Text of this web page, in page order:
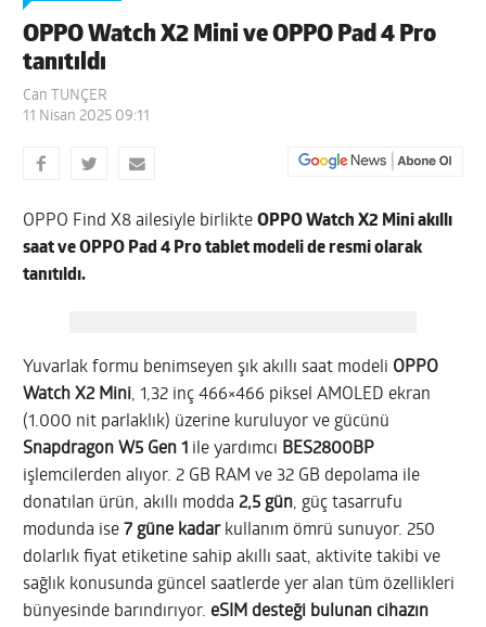
OPPO Watch X2 Mini ve OPPO Pad 4 Pro
tanıtıldı
Can TUNÇER
11 Nisan 2025 09:11
OPPO Find X8 ailesiyle birlikteOPPO Watch X2 Mini akıllı
saat ve OPPO Pad 4 Pro tablet modeli de resmi olarak
tanıtıldı.
Yuvarlak formu benimseyen şık akıllı saat modeli OPPO
Watch X2 Mini, 1,32 inç 466×466 piksel AMOLED ekran
(1.000 nit parlaklık) üzerine kuruluyor ve gücünü
Snapdragon W5 Gen 1 ile yardımcı BES2800BP
işlemcilerden alıyor. 2 GB RAM ve 32 GB depolama ile
donatılan ürün, akıllı modda2,5 gün, güç tasarrufu
modunda ise 7 güne kadarkullanım ömrü sunuyor. 250
dolarlık fiyat etiketine sahip akıllı saat, aktivite takibi ve
sağlık konusunda güncel saatlerde yer alan tüm özellikleri
bünyesinde barındırıyor. eSIM desteği bulunan cihazın